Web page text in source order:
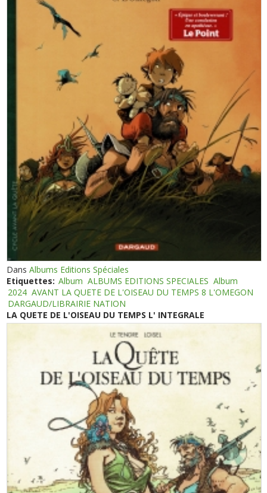
DansAlbums Editions Spéciales
Etiquettes: Album ALBUMS EDITIONS SPECIALES Album
2024 AVANT LA QUETE DE L'OISEAU DU TEMPS 8 L'OMEGON
DARGAUD/LIBRAIRIE NATION
LA QUETE DE L'OISEAU DU TEMPS L' INTEGRALE